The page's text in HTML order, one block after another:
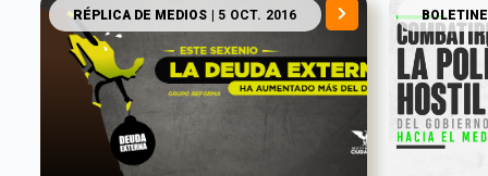
RÉPLICA DE MEDIOS | 5 OCT. 2016